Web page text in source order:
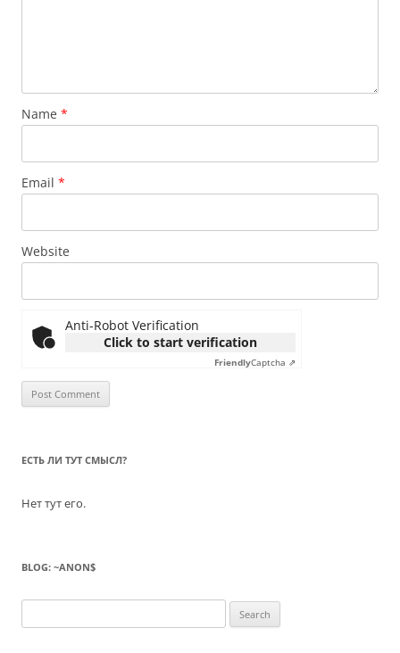
Name *
Email *
Website
Anti-Robot Verification
Click to start verification
FriendlyCaptcha ⇗
ЕСТЬ ЛИ ТУТ СМЫСЛ?
Нет тут его.
BLOG: ~ANON$
for: